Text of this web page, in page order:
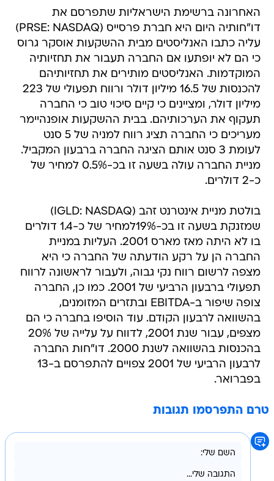
האחרונה ברשימת הישראליות שתפרסם את
דו"חותיה היום היא חברת פרסייס (PRSE: NASDAQ)
עליה כתבו האנליסטים מבית ההשקעות אוסקר גרוס
כי הם לא יופתעו אם החברה תעבור את תחזיותיה
המוקדמות. האנליסטים מותירים את תחזיותיהם
להכנסות של 16.5 מיליון דולר ורווח תפעולי של 223
מיליון דולר, ומציינים כי קיים סיכוי טוב כי החברה
תעקוף את הערכותיהם. בבית ההשקעות אופנהיימר
מעריכים כי החברה תציג רווח למניה של 5 סנט
לעומת 3 סנט אותם הציגה החברה ברבעון המקביל.
מניית החברה עולה בשעה זו בכ-0.5% למחיר של
כ-2 דולרים.
בולטת מניית אינטרנט זהב (IGLD: NASDAQ)
שמזנקת בשעה זו בכ-19%למחיר של כ-1.4 דולרים
בו לא היתה מאז מארס 2001. העליות במניית
החברה הן על רקע הודעתה של החברה כי היא
מצפה לרשום רווח נקי גבוה, ולעבור לראשונה לרווח
תפעולי ברבעון הרביעי של 2001. כמו כן, החברה
צופה שיפור ב-EBITDA ובתזרים המזומנים,
בהשוואה לרבעון הקודם. עוד הוסיפו בחברה כי הם
מצפים, עבור שנת 2001, לדווח על עלייה של 20%
בהכנסות בהשוואה לשנת 2000. דו"חות החברה
לרבעון הרביעי של 2001 צפויים להתפרסם ב-13
בפברואר.
טרם התפרסמו תגובות